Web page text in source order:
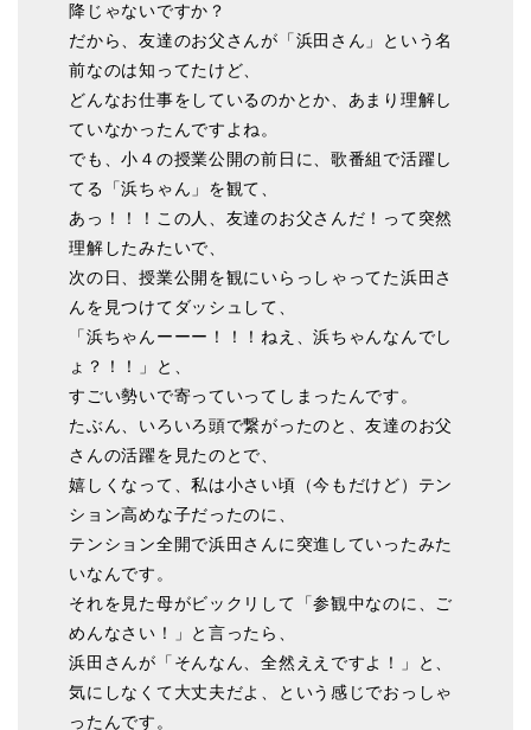
降じゃないですか？
だから、友達のお父さんが「浜田さん」という名
前なのは知ってたけど、
どんなお仕事をしているのかとか、あまり理解し
ていなかったんですよね。
でも、小４の授業公開の前日に、歌番組で活躍し
てる「浜ちゃん」を観て、
あっ！！！この人、友達のお父さんだ！って突然
理解したみたいで、
次の日、授業公開を観にいらっしゃってた浜田さ
んを見つけてダッシュして、
「浜ちゃんーーー！！！ねえ、浜ちゃんなんでし
ょ？！！」と、
すごい勢いで寄っていってしまったんです。
たぶん、いろいろ頭で繋がったのと、友達のお父
さんの活躍を見たのとで、
嬉しくなって、私は小さい頃（今もだけど）テン
ション高めな子だったのに、
テンション全開で浜田さんに突進していったみた
いなんです。
それを見た母がビックリして「参観中なのに、ご
めんなさい！」と言ったら、
浜田さんが「そんなん、全然ええですよ！」と、
気にしなくて大丈夫だよ、という感じでおっしゃ
ったんです。